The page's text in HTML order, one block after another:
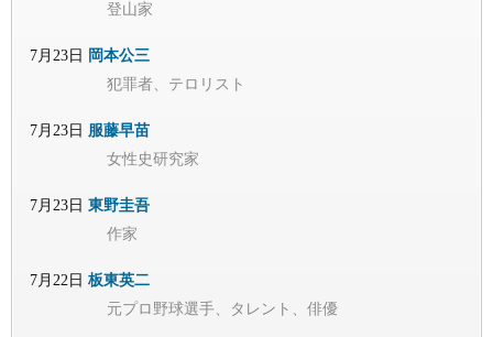
登山家
7月23日 岡本公三
犯罪者、テロリスト
7月23日 服藤早苗
女性史研究家
7月23日 東野圭吾
作家
7月22日 板東英二
元プロ野球選手、タレント、俳優